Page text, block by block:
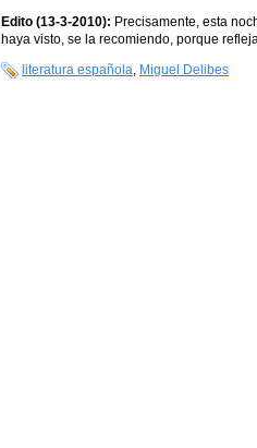
Edito (13-3-2010): Precisamente, esta
haya visto, se la recomiendo, porque
literatura española Miguel Delibes